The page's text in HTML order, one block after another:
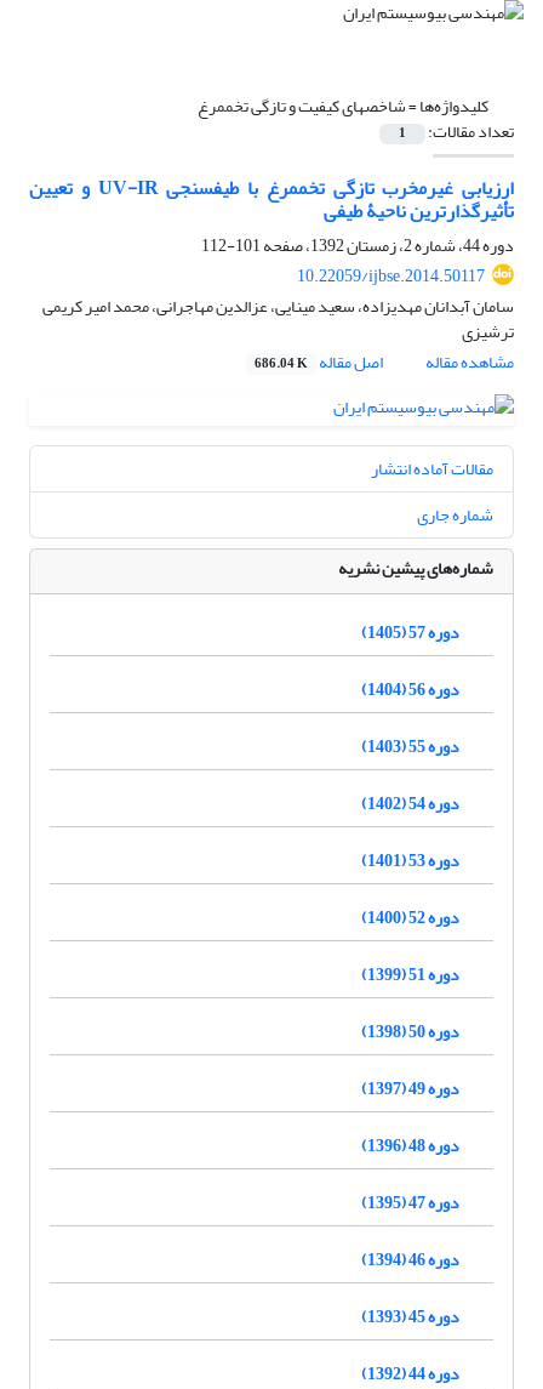
کلیدواژه‌ها =شاخص‏های کیفیت و تازگی تخم‏مرغ
تعداد مقالات: 1
ارزیابی غیرمخرب تازگی تخم‏مرغ با طیف‏سنجی UV-IR و تعیین
تأثیرگذارترین ناحیۀ طیفی
دوره 44، شماره 2، زمستان 1392، صفحه
101-112
10.22059/ijbse.2014.50117
سامان آبدانان مهدی‏زاده، سعید مینایی، عزالدین مهاجرانی، محمد امیر کریمی
ترشیزی
مشاهده مقاله
اصل مقاله 686.04 K
مقالات آماده انتشار
شماره جاری
شماره‌های پیشین نشریه
دوره 57 (1405)
دوره 56 (1404)
دوره 55 (1403)
دوره 54 (1402)
دوره 53 (1401)
دوره 52 (1400)
دوره 51 (1399)
دوره 50 (1398)
دوره 49 (1397)
دوره 48 (1396)
دوره 47 (1395)
دوره 46 (1394)
دوره 45 (1393)
دوره 44 (1392)